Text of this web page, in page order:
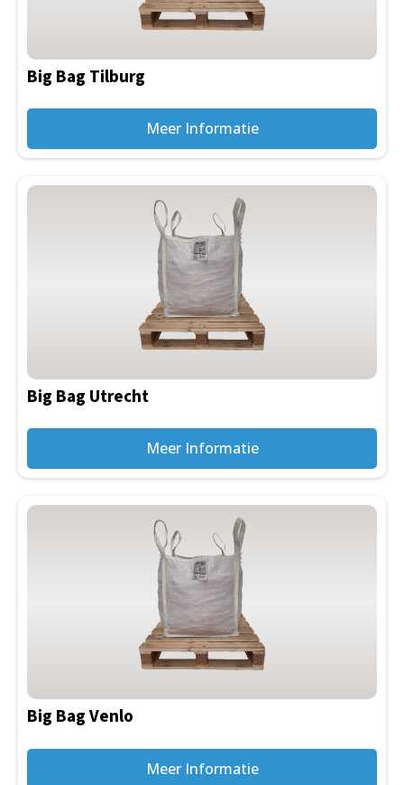
Big Bag Tilburg
Meer Informatie
Big Bag Utrecht
Meer Informatie
Big Bag Venlo
Meer Informatie